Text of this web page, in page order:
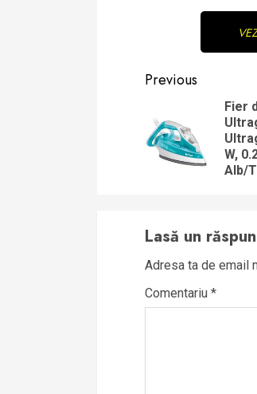
Continue
Reading
Previous
Fier
W,
Alb/
Lasă un
Adresa ta de email
Comentariu *